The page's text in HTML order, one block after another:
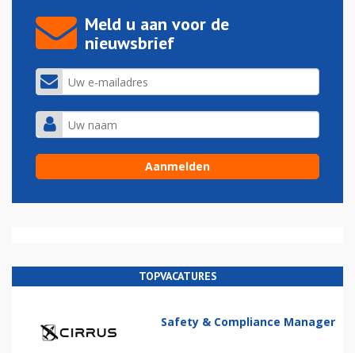
Meld u aan voor de
nieuwsbrief
TOPVACATURES
Safety & Compliance Manager